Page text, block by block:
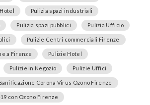
Pulizia spazi industriali
Pulizia spazi pubblici Pulizia Ufficio
Pulizie Centri commerciali Firenze
a Firenze Pulizie Hotel
Pulizie in Negozio Pulizie Uffici
Sanificazione Corona Virus Ozono Firenze
con Ozono Firenze